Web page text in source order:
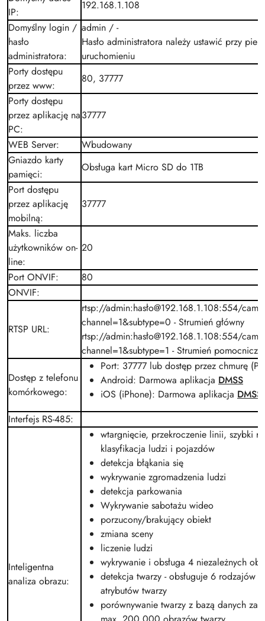
IP:
192.168.1.108
Domyślny login /
hasło
administratora:
admin / -
Hasło administratora należy ustawić przy
uruchomieniu
Porty dostępu
przez www:
80, 37777
Porty dostępu
przez aplikację na
PC:
37777
WEB Server:
Wbudowany
Gniazdo karty
pamięci:
Obsługa kart Micro SD do 1TB
Port dostępu
przez aplikację
mobilną:
37777
Maks. liczba
użytkowników on-
line:
20
Port ONVIF:
80
ONVIF:
RTSP URL:
rtsp://admin:hasło@192.168.1.108:554/
channel=1&subtype=0 - Strumień główny
rtsp://admin:hasło@192.168.1.108:554/
channel=1&subtype=1 - Strumień pomocniczy
Dostęp z telefonu
komórkowego:
Port: 37777 lub dostęp przez chmurę
Android: Darmowa aplikacja DMSS
iOS (iPhone): Darmowa aplikacja DMSS
Interfejs RS-485:
Inteligentna
analiza obrazu:
wtargnięcie, przekroczenie linii, szybki
klasyfikacja ludzi i pojazdów
detekcja błąkania się
wykrywanie zgromadzenia ludzi
detekcja parkowania
Wykrywanie sabotażu wideo
porzucony/brakujący obiekt
zmiana sceny
liczenie ludzi
wykrywanie i obsługa 4 niezależnych
detekcja twarzy - obsługuje 6 rodzajów
atrybutów twarzy
porównywanie twarzy z bazą danych